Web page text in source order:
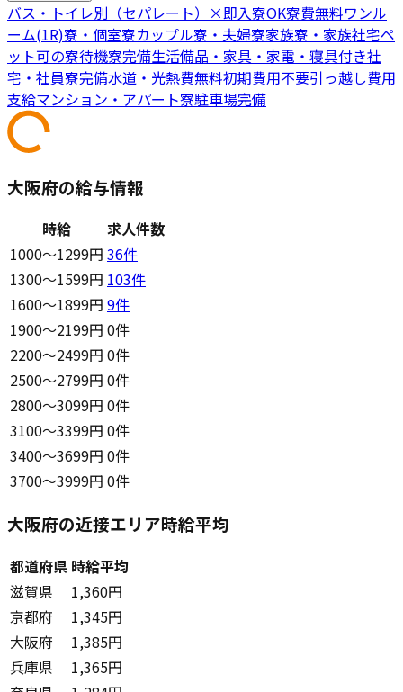
バス・トイレ別（セパレート） ×即入寮OK寮費無料ワンル
ーム(1R)寮・個室寮カップル寮・夫婦寮家族寮・家族社宅ペ
ット可の寮待機寮完備生活備品・家具・家電・寝具付き社
宅・社員寮完備水道・光熱費無料初期費用不要引っ越し費用
支給マンション・アパート寮駐車場完備
大阪府の給与情報
時給
求人件数
1000〜1299円 36件
1300〜1599円 103件
1600〜1899円 9件
1900〜2199円 0件
2200〜2499円 0件
2500〜2799円 0件
2800〜3099円 0件
3100〜3399円 0件
3400〜3699円 0件
3700〜3999円 0件
大阪府の近接エリア時給平均
都道府県 時給平均
滋賀県
1,360円
京都府
1,345円
大阪府
1,385円
兵庫県
1,365円